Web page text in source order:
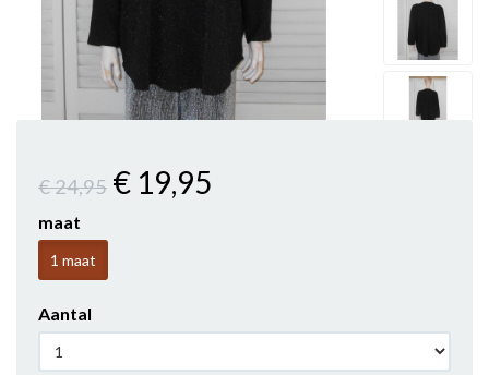
€ 24,95 € 19,95
maat
1 maat
Aantal